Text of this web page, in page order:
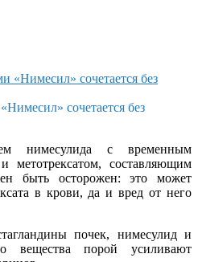
сочетается без
нимесулида с временным
составляющим
быть осторожен: это может
в крови, да и вред от него
почек, нимесулид и
вещества порой усиливают